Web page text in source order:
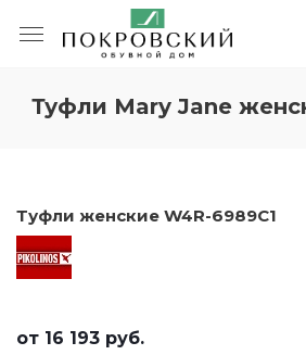
Туфли Mary Jane
Туфли женские W4R-6989C1
от 16 193 руб.